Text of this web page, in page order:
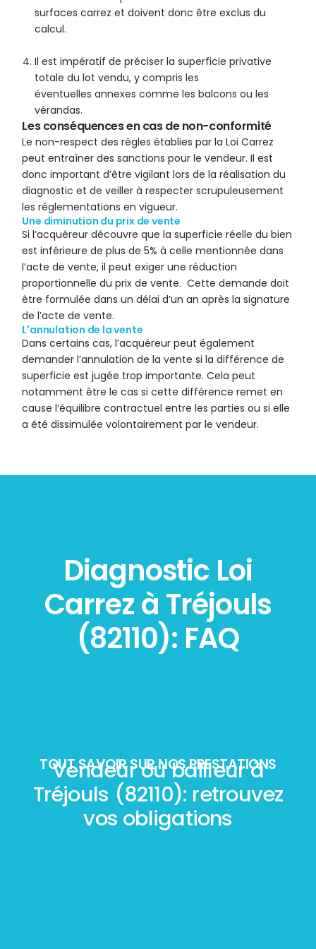
surfaces carrez et doivent donc être exclus du
calcul.
Il est impératif de préciser la superficie privative
totale du lot vendu, y compris les
éventuelles annexes comme les balcons ou les
vérandas.
Les conséquences en cas de non-conformité
Le non-respect des règles établies par la Loi Carrez
peut entraîner des sanctions pour le vendeur. Il est
donc important d’être vigilant lors de la réalisation du
diagnostic et de veiller à respecter scrupuleusement
les réglementations en vigueur.
Une diminution du prix de vente
Si l’acquéreur découvre que la superficie réelle du bien
est inférieure de plus de 5% à celle mentionnée dans
l’acte de vente, il peut exiger une réduction
proportionnelle du prix de vente. Cette demande doit
être formulée dans un délai d’un an après la signature
de l’acte de vente.
L'annulation de la vente
Dans certains cas, l’acquéreur peut également
demander l’annulation de la vente si la différence de
superficie est jugée trop importante. Cela peut
notamment être le cas si cette différence remet en
cause l’équilibre contractuel entre les parties ou si elle
a été dissimulée volontairement par le vendeur.
Diagnostic Loi
Carrez à Tréjouls
(82110): FAQ
TOUT SAVOIR SUR NOS PRESTATIONS
Vendeur ou bailleur à
Tréjouls (82110): retrouvez
vos obligations